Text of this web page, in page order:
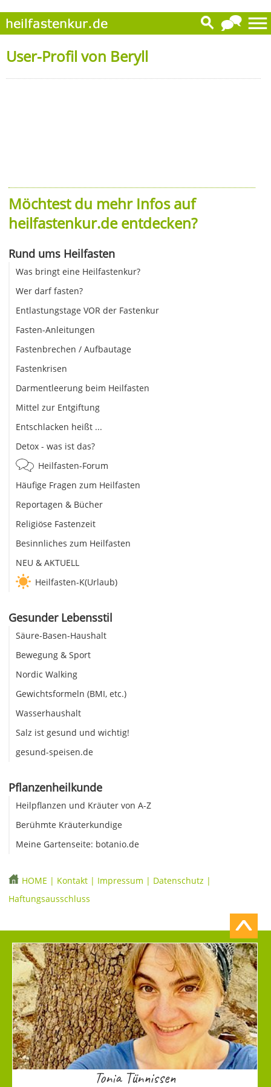
User-Profil von Beryll
Möchtest du mehr Infos auf
heilfastenkur.de entdecken?
Rund ums Heilfasten
Was bringt eine Heilfastenkur?
Wer darf fasten?
Entlastungstage VOR der Fastenkur
Fasten-Anleitungen
Fastenbrechen / Aufbautage
Fastenkrisen
Darmentleerung beim Heilfasten
Mittel zur Entgiftung
Entschlacken heißt ...
Detox - was ist das?
Heilfasten-Forum
Häufige Fragen zum Heilfasten
Reportagen & Bücher
Religiöse Fastenzeit
Besinnliches zum Heilfasten
NEU & AKTUELL
Heilfasten-K(Urlaub)
Gesunder Lebensstil
Säure-Basen-Haushalt
Bewegung & Sport
Nordic Walking
Gewichtsformeln (BMI, etc.)
Wasserhaushalt
Salz ist gesund und wichtig!
gesund-speisen.de
Pflanzenheilkunde
Heilpflanzen und Kräuter von A-Z
Berühmte Kräuterkundige
Meine Gartenseite: botanio.de
HOME | Kontakt | Impressum | Datenschutz |
Haftungsausschluss
Tonia Tünnissen